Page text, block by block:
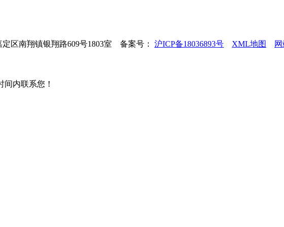
区南翔镇银翔路609号1803室 备案号： 沪ICP备18036893号 XML地图
间内联系您！